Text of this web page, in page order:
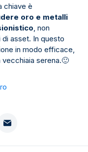
chiave è
oro e metalli
, non
asset. In questo
in modo efficace,
serena.🙂